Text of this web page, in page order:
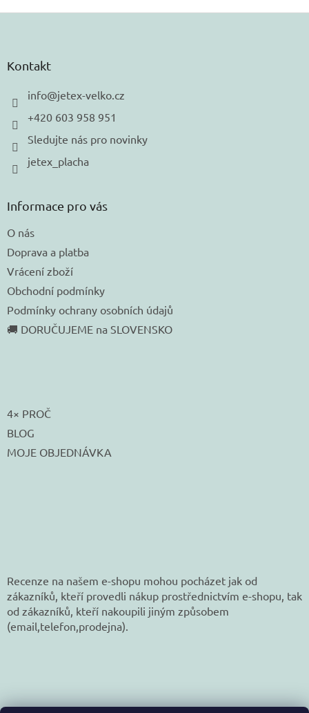
Kontakt
info@jetex-velko.cz
+420 603 958 951
Sledujte nás pro novinky
jetex_placha
Informace pro vás
O nás
Doprava a platba
Vrácení zboží
Obchodní podmínky
Podmínky ochrany osobních údajů
🚚 DORUČUJEME na SLOVENSKO
4× PROČ
BLOG
MOJE OBJEDNÁVKA
Recenze na našem e-shopu mohou pocházet jak od
zákazníků, kteří provedli nákup prostřednictvím e-shopu, tak
od zákazníků, kteří nakoupili jiným způsobem
(email,telefon,prodejna).